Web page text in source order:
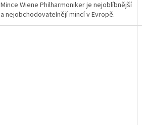
5
hvězdiček.
Mince Wiene Philharmoniker je nejoblíbnější
a nejobchodovatelnějí mincí v Evropě.